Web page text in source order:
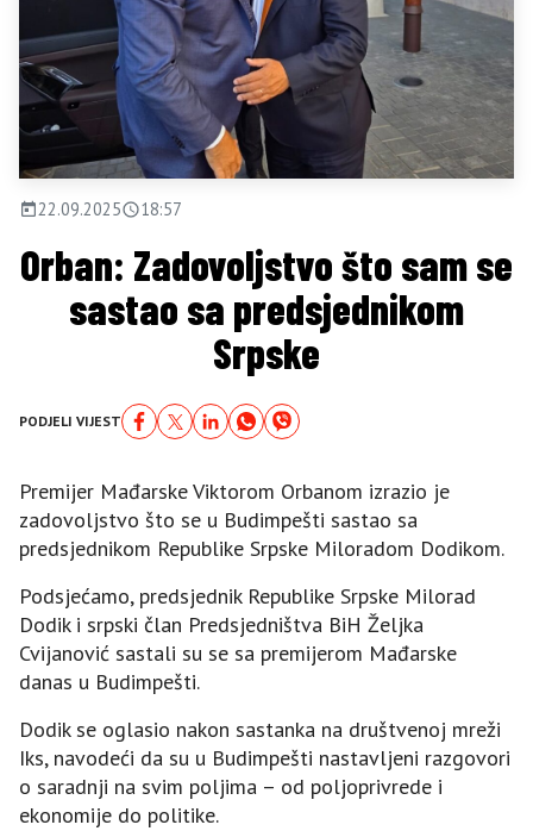
22.09.2025 18:57
Orban: Zadovoljstvo što sam se
sastao sa predsjednikom
Srpske
PODJELI VIJEST
Premijer Mađarske Viktorom Orbanom izrazio je
zadovoljstvo što se u Budimpešti sastao sa
predsjednikom Republike Srpske Miloradom Dodikom.
Podsjećamo, predsjednik Republike Srpske Milorad
Dodik i srpski član Predsjedništva BiH Željka
Cvijanović sastali su se sa premijerom Mađarske
danas u Budimpešti.
Dodik se oglasio nakon sastanka na društvenoj mreži
Iks, navodeći da su u Budimpešti nastavljeni razgovori
o saradnji na svim poljima – od poljoprivrede i
ekonomije do politike.